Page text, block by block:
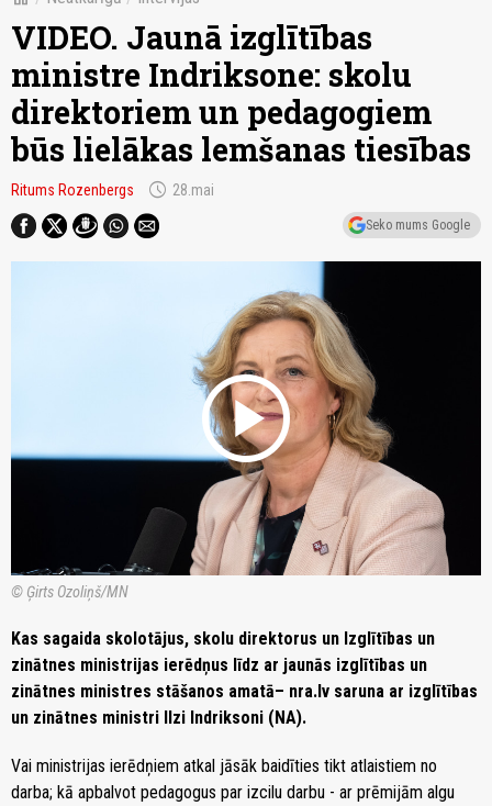
VIDEO. Jaunā izglītības
ministre Indriksone: skolu
direktoriem un pedagogiem
būs lielākas lemšanas tiesības
Ritums Rozenbergs schedule 28.mai
Seko mums Google
play_circle
© Ģirts Ozoliņš/MN
Kas sagaida skolotājus, skolu direktorus un Izglītības un
zinātnes ministrijas ierēdņus līdz ar jaunās izglītības un
zinātnes ministres stāšanos amatā– nra.lv saruna ar izglītības
un zinātnes ministri Ilzi Indriksoni (NA).
Vai ministrijas ierēdņiem atkal jāsāk baidīties tikt atlaistiem no
darba; kā apbalvot pedagogus par izcilu darbu - ar prēmijām algu